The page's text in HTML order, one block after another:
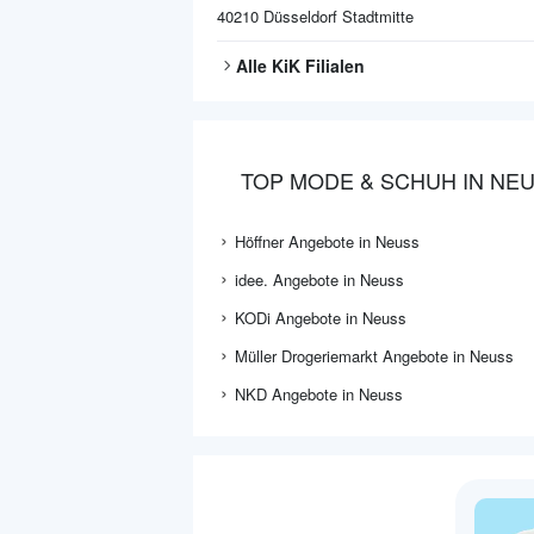
40210 Düsseldorf Stadtmitte
Alle KiK Filialen
TOP MODE & SCHUH IN
Höffner Angebote in Neuss
idee. Angebote in Neuss
KODi Angebote in Neuss
Müller Drogeriemarkt Angebote in Neuss
NKD Angebote in Neuss